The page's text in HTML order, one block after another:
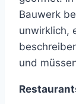
Bauwerk
unwirklich,
und